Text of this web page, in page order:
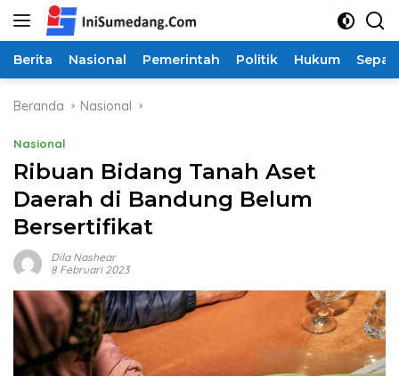
Langsung
Berita Nasional Pemerintah Politik Hukum
Beranda Nasional
Nasional
Ribuan Bidang Tanah Aset
Daerah di Bandung Belum
Bersertifikat
Dila Nashear
8 Februari 2023